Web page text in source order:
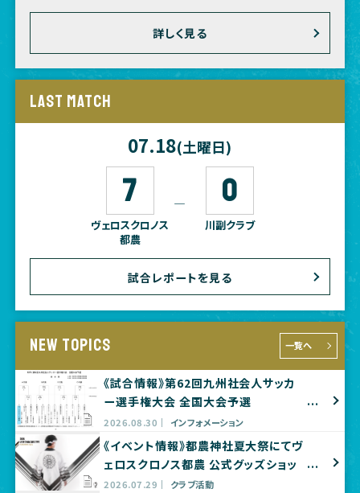
詳しく見る
LAST MATCH
07.18(土曜日)
7
ヴェロスクロノス
都農
― 0
川副クラブ
試合レポートを見る
NEW TOPICS 一覧へ
《試合情報》第62回九州社会人サッカ
ー選手権大会 全国大会予選
2026.08.30 インフォメーション
《イベント情報》都農神社夏大祭にてヴ
ェロスクロノス都農 公式グッズショッ
プ出店のお知らせ
2026.07.29 クラブ活動